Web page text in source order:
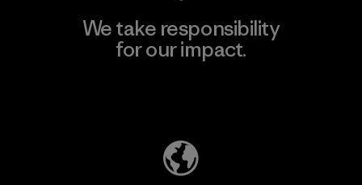
We take responsibility
for our impact.